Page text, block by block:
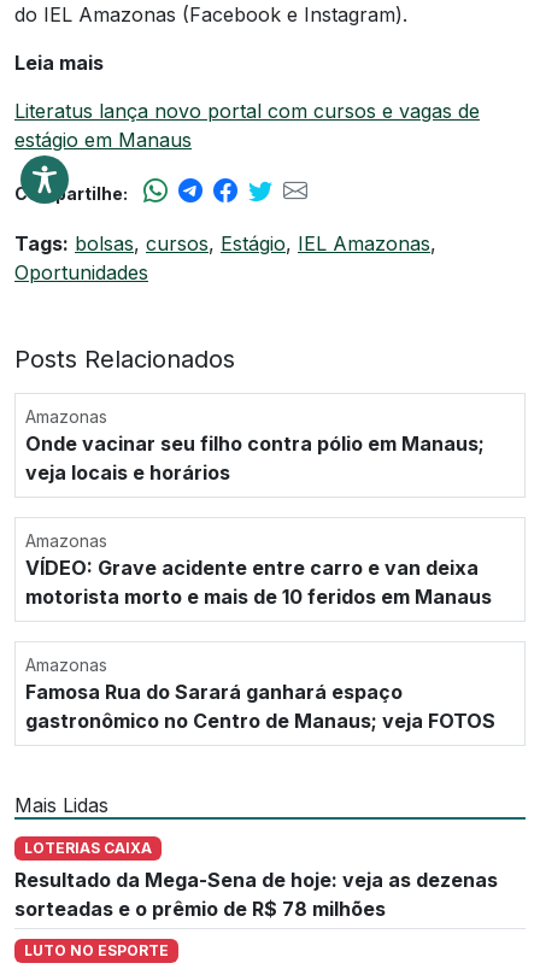
do IEL Amazonas (Facebook e Instagram).
Leia mais
Literatus lança novo portal com cursos e vagas de
estágio em Manaus
Compartilhe:
Tags: bolsas, cursos, Estágio, IEL Amazonas,
Oportunidades
Posts Relacionados
Amazonas
Onde vacinar seu filho contra pólio em Manaus;
veja locais e horários
Amazonas
VÍDEO: Grave acidente entre carro e van deixa
motorista morto e mais de 10 feridos em Manaus
Amazonas
Famosa Rua do Sarará ganhará espaço
gastronômico no Centro de Manaus; veja FOTOS
Mais Lidas
LOTERIAS CAIXA
Resultado da Mega-Sena de hoje: veja as dezenas
sorteadas e o prêmio de R$ 78 milhões
LUTO NO ESPORTE